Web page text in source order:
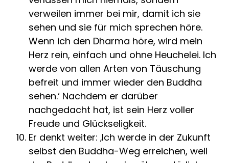
verweilen immer bei mir, damit ich sie
sehen und sie für mich sprechen höre.
Wenn ich den Dharma höre, wird mein
Herz rein, einfach und ohne Heuchelei. Ich
werde von allen Arten von Täuschung
befreit und immer wieder den Buddha
sehen.‘ Nachdem er darüber
nachgedacht hat, ist sein Herz voller
Freude und Glückseligkeit.
Er denkt weiter: ‚Ich werde in der Zukunft
selbst den Buddha-Weg erreichen, weil